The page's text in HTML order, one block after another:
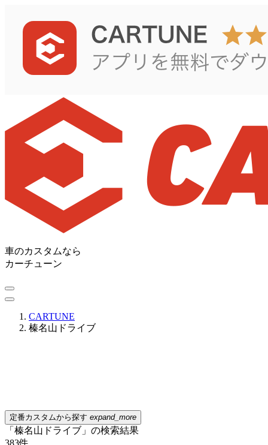
車のカスタムなら
カーチューン
CARTUNE
榛名山ドライブ
定番カスタムから探す expand_more
「榛名山ドライブ」の検索結果
383件